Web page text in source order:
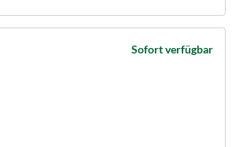
Sofort verfügbar